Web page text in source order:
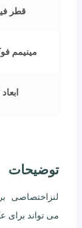
توضیحات
لنزاختصاصی
می تواند برای
قطر
مینیمم